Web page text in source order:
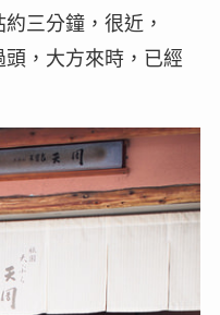
三分鐘，很近，
，大方來時，已經